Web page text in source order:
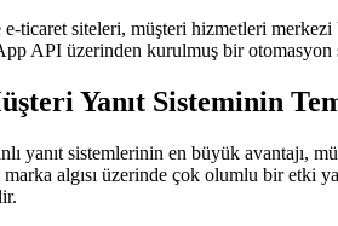
ticaret siteleri, müşteri hizmetleri
API üzerinden kurulmuş bir otomasyon
Yanıt Sisteminin
yanıt sistemlerinin en büyük avantajı,
algısı üzerinde çok olumlu bir etki